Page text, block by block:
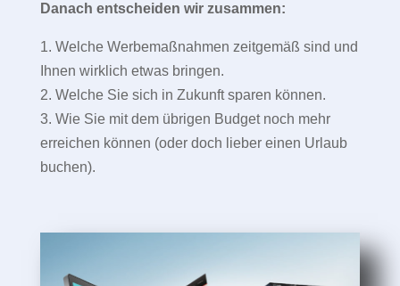
Danach entscheiden wir zusammen:
1. Welche Werbemaßnahmen zeitgemäß sind und
Ihnen wirklich etwas bringen.
2. Welche Sie sich in Zukunft sparen können.
3. Wie Sie mit dem übrigen Budget noch mehr
erreichen können (oder doch lieber einen Urlaub
buchen).